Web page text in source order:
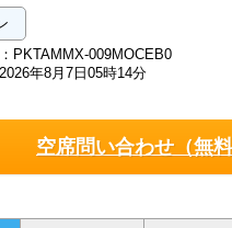
PKTAMMX-009MOCEB0
年8月7日05時14分
空席問い合わせ（無料